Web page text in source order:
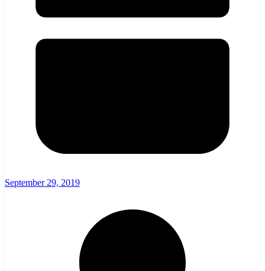
September 29, 2019